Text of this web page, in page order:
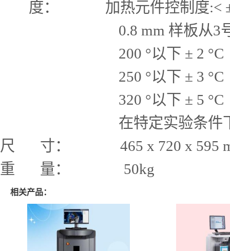
度： 加热元件控制度:< ±
0.8 mm 样板从3号到43
200 °以下 ± 2 °C
250 °以下 ± 3 °C
320 °以下 ± 5 °C
在特定实验条件下
尺 寸： 465 x 720 x 595
重 量： 50kg
相关产品：